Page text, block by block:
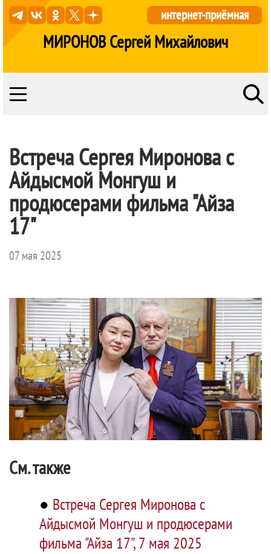
МИРОНОВ Сергей Михайлович
интернет-приёмная
Встреча Сергея Миронова с
Айдысмой Монгуш и
продюсерами фильма "Айза
17"
07 мая 2025
См. также
● Встреча Сергея Миронова с
Айдысмой Монгуш и продюсерами
фильма "Айза 17", 7 мая 2025